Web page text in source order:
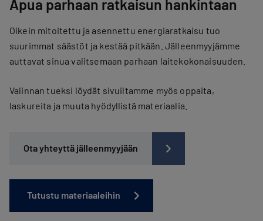
Apua parhaan ratkaisun hankintaan
Oikein mitoitettu ja asennettu energiaratkaisu tuo
suurimmat säästöt ja kestää pitkään. Jälleenmyyjämme
auttavat sinua valitsemaan parhaan laitekokonaisuuden.
Valinnan tueksi löydät sivuiltamme myös oppaita,
laskureita ja muuta hyödyllistä materiaalia.
Ota yhteyttä jälleenmyyjään
Tutustu materiaaleihin